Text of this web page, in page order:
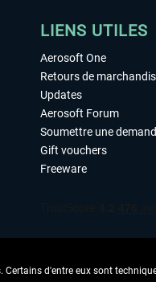
LIENS UTILES
Aerosoft One
Retours de
Updates
Aerosoft Forum
Soumettre une
Gift vouchers
Freeware
Certains d'entre eux sont